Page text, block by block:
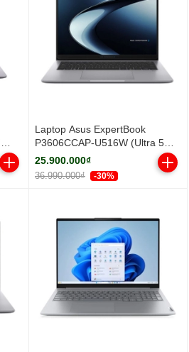
14
Laptop Asus ExpertBook
P3606CCAP-U516W (Ultra 5
225H/ 16GB/ 512GB SSD/ 16
inch WUXGA/ Win11/ Grey)
25.900.000₫
36.990.000₫ -30%